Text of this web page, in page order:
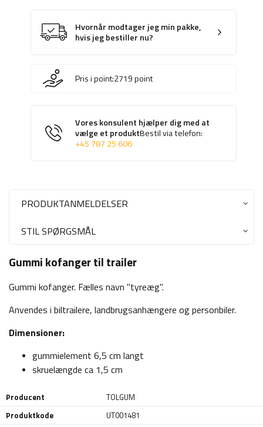
Hvornår modtager jeg min pakke,
hvis jeg bestiller nu?
Pris i point:2719point
Vores konsulent hjælper dig med at
vælge et produktBestil via telefon:
+45 787 25 606
PRODUKTANMELDELSER
STIL SPØRGSMÅL
Gummi kofanger til trailer
Gummi kofanger. Fælles navn "tyreæg".
Anvendes i biltrailere, landbrugsanhængere og personbiler.
Dimensioner:
gummielement 6,5 cm langt
skruelængde ca 1,5 cm
Producent
TOLGUM
Produktkode
UT001481